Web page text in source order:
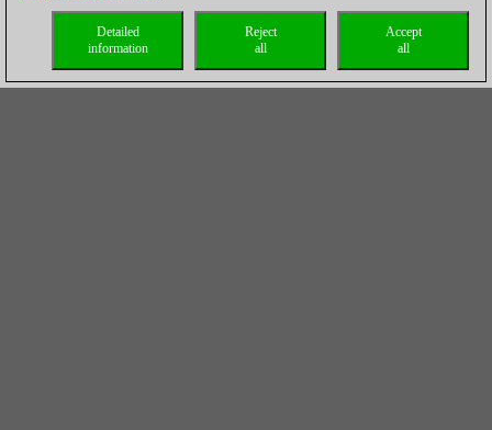
Accept
all
Reject
all
Detailed
information